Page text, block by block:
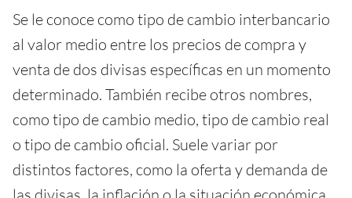
Se le conoce como tipo de cambio interbancario
al valor medio entre los precios de compra y
venta de dos divisas específicas en un momento
determinado. También recibe otros nombres,
como tipo de cambio medio, tipo de cambio real
o tipo de cambio oficial. Suele variar por
distintos factores, como la oferta y demanda de